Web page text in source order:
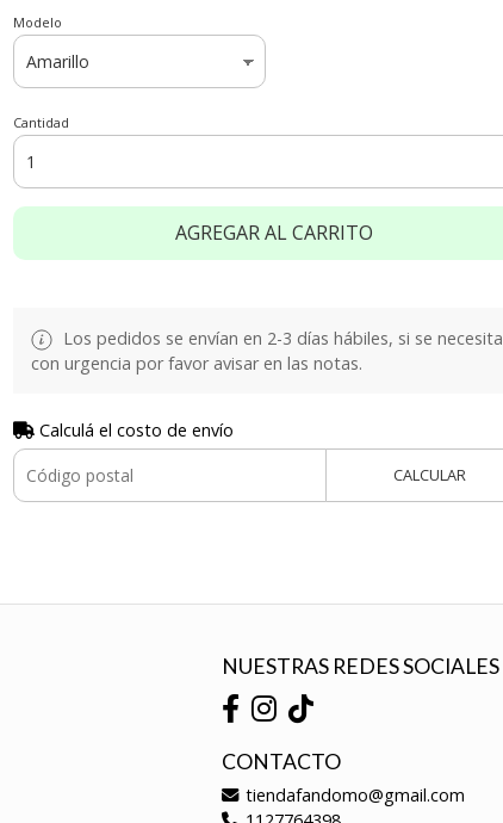
Modelo
Cantidad
AGREGAR AL CARRITO
Los pedidos se envían en 2-3 días hábiles, si se necesita
con urgencia por favor avisar en las notas.
Calculá el costo de envío
CALCULAR
NUESTRAS REDES SOCIALES
CONTACTO
tiendafandomo@gmail.com